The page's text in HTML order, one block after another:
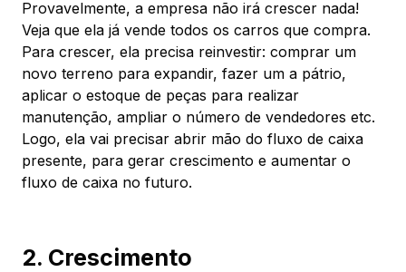
Provavelmente, a empresa não irá crescer nada!
Veja que ela já vende todos os carros que compra.
Para crescer, ela precisa reinvestir: comprar um
novo terreno para expandir, fazer um a pátrio,
aplicar o estoque de peças para realizar
manutenção, ampliar o número de vendedores etc.
Logo, ela vai precisar abrir mão do fluxo de caixa
presente, para gerar crescimento e aumentar o
fluxo de caixa no futuro.
2. Crescimento